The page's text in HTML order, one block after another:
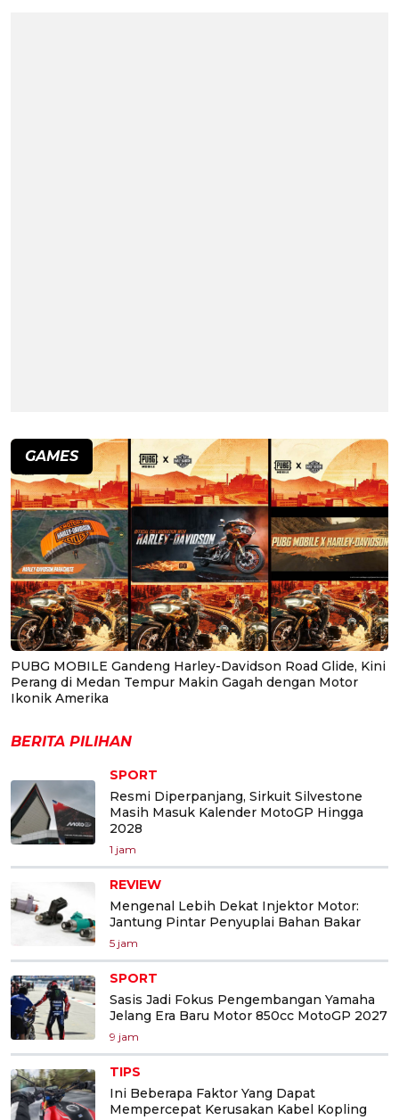
GAMES
PUBG MOBILE Gandeng Harley-Davidson Road Glide, Kini
Perang di Medan Tempur Makin Gagah dengan Motor
Ikonik Amerika
BERITA PILIHAN
SPORT
Resmi Diperpanjang, Sirkuit Silvestone
Masih Masuk Kalender MotoGP Hingga
2028
1 jam
REVIEW
Mengenal Lebih Dekat Injektor Motor:
Jantung Pintar Penyuplai Bahan Bakar
5 jam
SPORT
Sasis Jadi Fokus Pengembangan Yamaha
Jelang Era Baru Motor 850cc MotoGP 2027
9 jam
TIPS
Ini Beberapa Faktor Yang Dapat
Mempercepat Kerusakan Kabel Kopling